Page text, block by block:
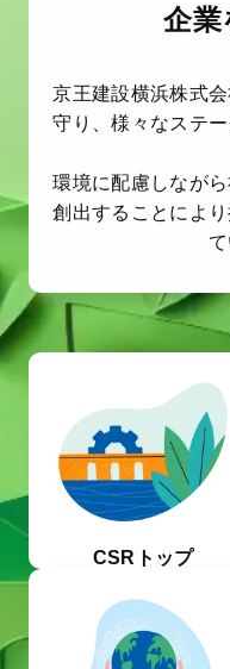
企業
京王建設横浜株式
守り、様々なステ
環境に配慮しなが
創出することによ
て
CSRトップ